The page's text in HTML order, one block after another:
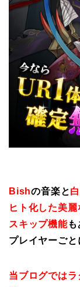
Bishの音楽と
ヒト化した美
スキップ機能も
プレイヤーごと
当ブログでは